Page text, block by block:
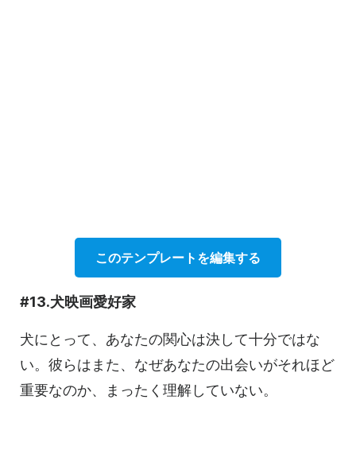
このテンプレートを編集する
#13.犬映画愛好家
犬にとって、あなたの関心は決して十分ではな
い。彼らはまた、なぜあなたの出会いがそれほど
重要なのか、まったく理解していない。